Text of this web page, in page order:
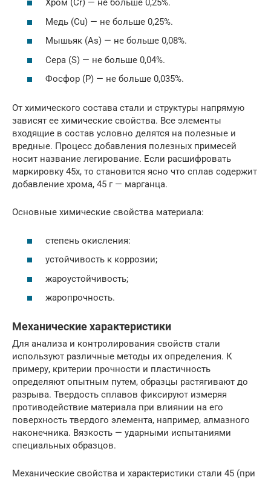
Хром (Cr) — не больше 0,25%.
Медь (Cu) — не больше 0,25%.
Мышьяк (As) — не больше 0,08%.
Сера (S) — не больше 0,04%.
Фосфор (P) — не больше 0,035%.
От химического состава стали и структуры напрямую
зависят ее химические свойства. Все элементы
входящие в состав условно делятся на полезные и
вредные. Процесс добавления полезных примесей
носит название легирование. Если расшифровать
маркировку 45х, то становится ясно что сплав содержит
добавление хрома, 45 г — марганца.
Основные химические свойства материала:
степень окисления:
устойчивость к коррозии;
жароустойчивость;
жаропрочность.
Механические характеристики
Для анализа и контролирования свойств стали
используют различные методы их определения. К
примеру, критерии прочности и пластичность
определяют опытным путем, образцы растягивают до
разрыва. Твердость сплавов фиксируют измеряя
противодействие материала при влиянии на его
поверхность твердого элемента, например, алмазного
наконечника. Вязкость — ударными испытаниями
специальных образцов.
Механические свойства и характеристики стали 45 (при